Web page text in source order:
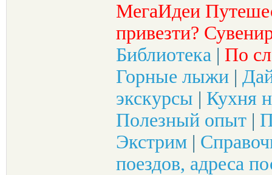
МегаИдеи
привезти?
Библиотека | По
Горные лыжи |
экскурсы | Кухня
Полезный опыт |
Экстрим |
поездов, адреса